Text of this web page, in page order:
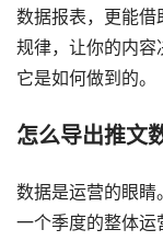
数据报表，更能借
规律，让你的内容
它是如何做到的。
怎么导出推文
数据是运营的眼睛
一个季度的整体运